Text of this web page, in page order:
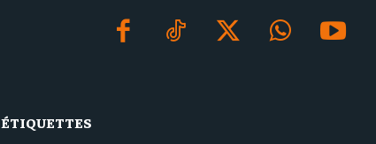
ÉTIQUETTES